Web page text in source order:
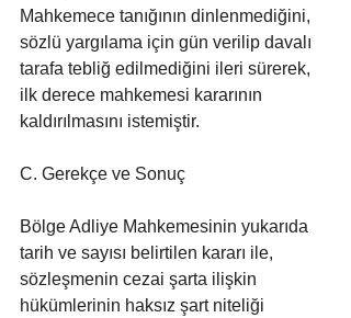
Mahkemece tanığının dinlenmediğini,
sözlü yargılama için gün verilip davalı
tarafa tebliğ edilmediğini ileri sürerek,
ilk derece mahkemesi kararının
kaldırılmasını istemiştir.
C. Gerekçe ve Sonuç
Bölge Adliye Mahkemesinin yukarıda
tarih ve sayısı belirtilen kararı ile,
sözleşmenin cezai şarta ilişkin
hükümlerinin haksız şart niteliği